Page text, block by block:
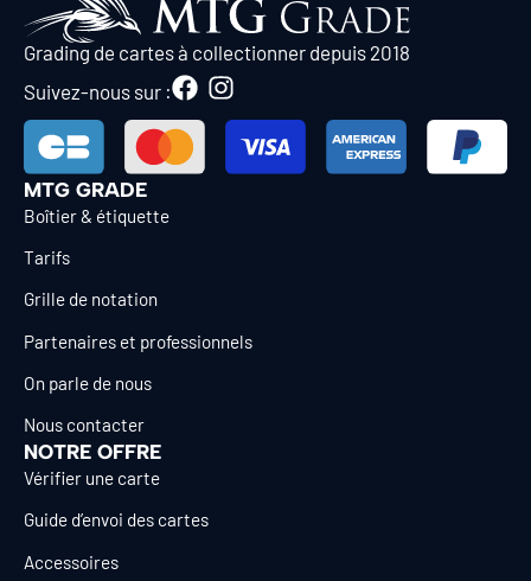
Grading de cartes à collectionner depuis 2018
Suivez-nous sur :
MTG GRADE
Boîtier & étiquette
Tarifs
Grille de notation
Partenaires et professionnels
On parle de nous
Nous contacter
NOTRE OFFRE
Vérifier une carte
Guide d’envoi des cartes
Accessoires